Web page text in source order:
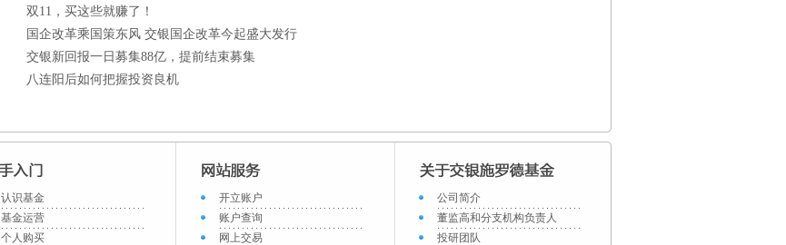
双11，买这些就赚了！
国企改革乘国策东风 交银国企改革今起盛大发行
交银新回报一日募集88亿，提前结束募集
八连阳后如何把握投资良机
认识基金
基金运营
个人购买
开立账户
账户查询
网上交易
公司简介
董监高和分支机构负责人
投研团队